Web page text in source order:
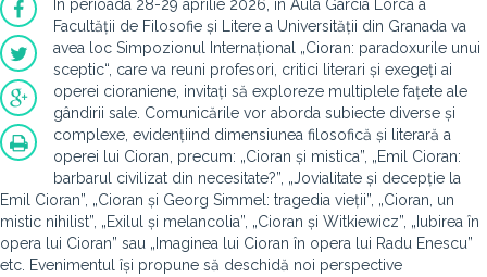
În perioada 28-29 aprilie 2026, în Aula García Lorca a
Facultății de Filosofie și Litere a Universității din Granada va
avea loc Simpozionul Internațional „Cioran: paradoxurile unui
sceptic“, care va reuni profesori, critici literari și exegeți ai
operei cioraniene, invitați să exploreze multiplele fațete ale
gândirii sale. Comunicările vor aborda subiecte diverse și
complexe, evidențiind dimensiunea filosofică și literară a
operei lui Cioran, precum: „Cioran și mistica”, „Emil Cioran:
barbarul civilizat din necesitate?”, „Jovialitate și decepție la
Emil Cioran”, „Cioran și Georg Simmel: tragedia vieții”, „Cioran, un
mistic nihilist”, „Exilul și melancolia”, „Cioran și Witkiewicz”, „Iubirea în
opera lui Cioran” sau „Imaginea lui Cioran în opera lui Radu Enescu”
etc. Evenimentul își propune să deschidă noi perspective